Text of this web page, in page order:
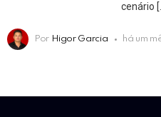
cenário
Por Higor Garcia há um